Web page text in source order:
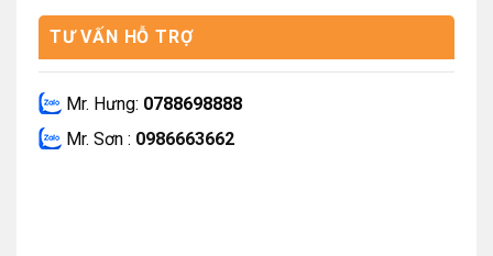
TƯ VẤN HỖ TRỢ
Mr. Hưng: 0788698888
Mr. Sơn : 0986663662